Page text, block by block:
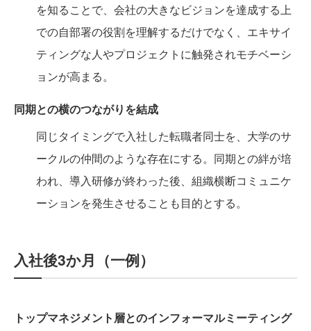
を知ることで、会社の大きなビジョンを達成する上
での自部署の役割を理解するだけでなく、エキサイ
ティングな人やプロジェクトに触発されモチベーシ
ョンが高まる。
同期との横のつながりを結成
同じタイミングで入社した転職者同士を、大学のサ
ークルの仲間のような存在にする。同期との絆が培
われ、導入研修が終わった後、組織横断コミュニケ
ーションを発生させることも目的とする。
入社後3か月（一例）
トップマネジメント層とのインフォーマルミーティング